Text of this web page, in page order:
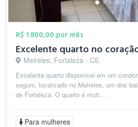
R$ 1.800,00 por mês
Excelente quarto no
Meireles, Fortaleza - CE
Excelente quarto disponível em um
seguro, localizado no Meireles, um dos
de Fortaleza. O quarto é muit...
Para mulheres